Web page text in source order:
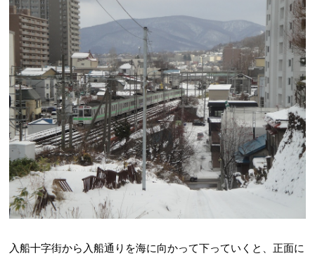
入船十字街から入船通りを海に向かって下っていくと、正面に